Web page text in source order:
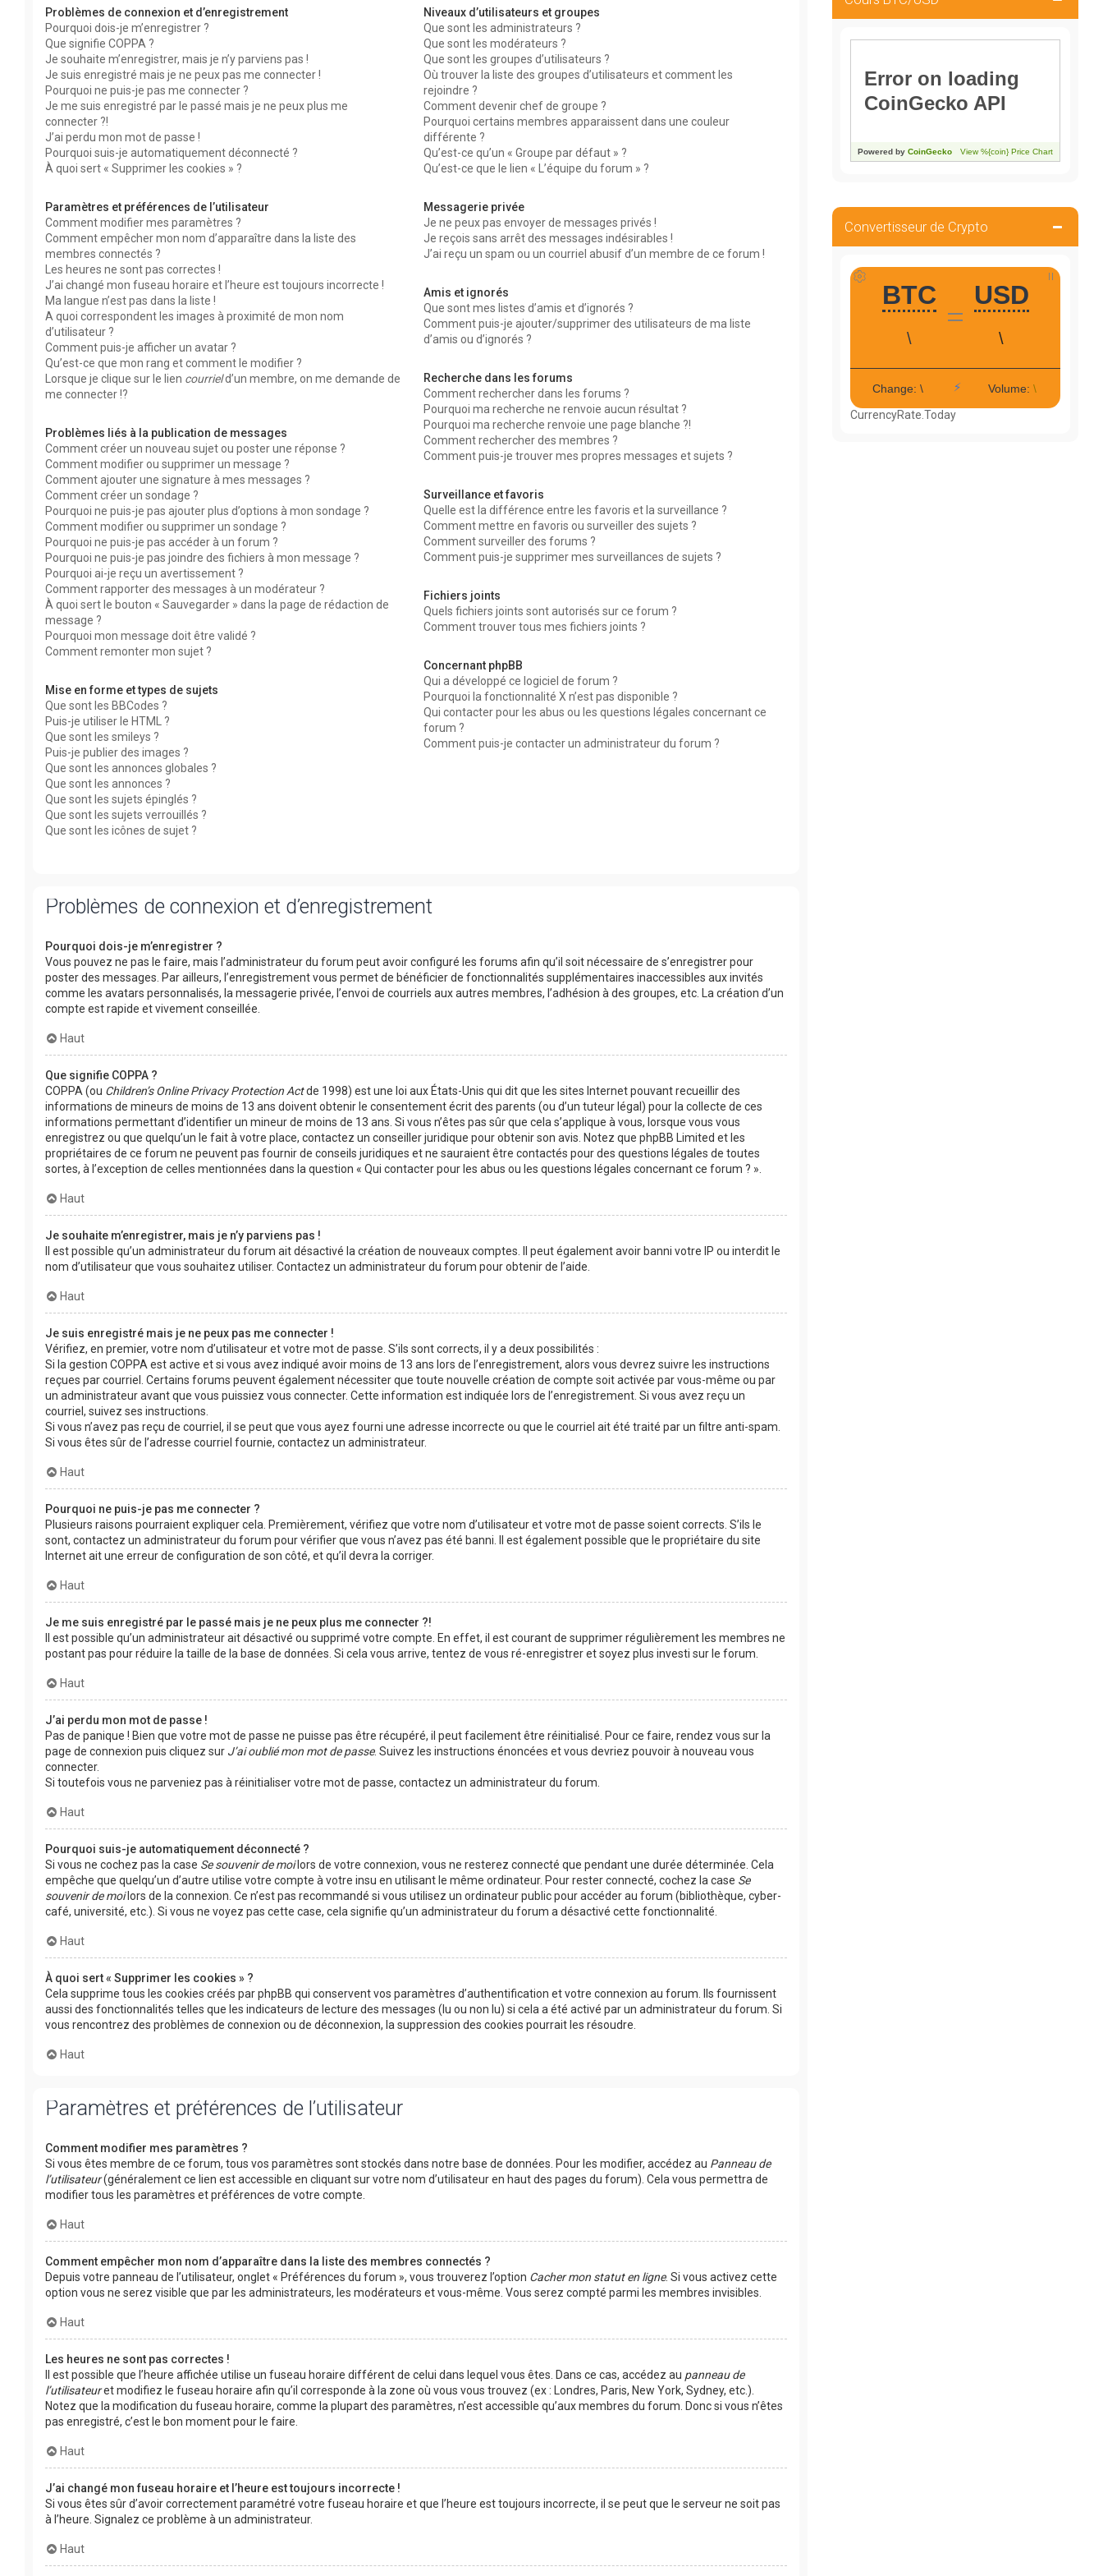
Problèmes de connexion et d’enregistrement
Pourquoi dois-je m’enregistrer ?
Que signifie COPPA ?
Je souhaite m’enregistrer, mais je n’y parviens pas !
Je suis enregistré mais je ne peux pas me connecter !
Pourquoi ne puis-je pas me connecter ?
Je me suis enregistré par le passé mais je ne peux plus me
connecter ?!
J’ai perdu mon mot de passe !
Pourquoi suis-je automatiquement déconnecté ?
À quoi sert « Supprimer les cookies » ?
Paramètres et préférences de l’utilisateur
Comment modifier mes paramètres ?
Comment empêcher mon nom d’apparaître dans la liste des
membres connectés ?
Les heures ne sont pas correctes !
J’ai changé mon fuseau horaire et l’heure est toujours incorrecte !
Ma langue n’est pas dans la liste !
A quoi correspondent les images à proximité de mon nom
d’utilisateur ?
Comment puis-je afficher un avatar ?
Qu’est-ce que mon rang et comment le modifier ?
Lorsque je clique sur le lien courrield’un membre, on me demande de
me connecter !?
Problèmes liés à la publication de messages
Comment créer un nouveau sujet ou poster une réponse ?
Comment modifier ou supprimer un message ?
Comment ajouter une signature à mes messages ?
Comment créer un sondage ?
Pourquoi ne puis-je pas ajouter plus d’options à mon sondage ?
Comment modifier ou supprimer un sondage ?
Pourquoi ne puis-je pas accéder à un forum ?
Pourquoi ne puis-je pas joindre des fichiers à mon message ?
Pourquoi ai-je reçu un avertissement ?
Comment rapporter des messages à un modérateur ?
À quoi sert le bouton « Sauvegarder » dans la page de rédaction de
message ?
Pourquoi mon message doit être validé ?
Comment remonter mon sujet ?
Mise en forme et types de sujets
Que sont les BBCodes ?
Puis-je utiliser le HTML ?
Que sont les smileys ?
Puis-je publier des images ?
Que sont les annonces globales ?
Que sont les annonces ?
Que sont les sujets épinglés ?
Que sont les sujets verrouillés ?
Que sont les icônes de sujet ?
Niveaux d’utilisateurs et groupes
Que sont les administrateurs ?
Que sont les modérateurs ?
Que sont les groupes d’utilisateurs ?
Où trouver la liste des groupes d’utilisateurs et comment les
rejoindre ?
Comment devenir chef de groupe ?
Pourquoi certains membres apparaissent dans une couleur
différente ?
Qu’est-ce qu’un « Groupe par défaut » ?
Qu’est-ce que le lien « L’équipe du forum » ?
Messagerie privée
Je ne peux pas envoyer de messages privés !
Je reçois sans arrêt des messages indésirables !
J’ai reçu un spam ou un courriel abusif d’un membre de ce forum !
Amis et ignorés
Que sont mes listes d’amis et d’ignorés ?
Comment puis-je ajouter/supprimer des utilisateurs de ma liste
d’amis ou d’ignorés ?
Recherche dans les forums
Comment rechercher dans les forums ?
Pourquoi ma recherche ne renvoie aucun résultat ?
Pourquoi ma recherche renvoie une page blanche ?!
Comment rechercher des membres ?
Comment puis-je trouver mes propres messages et sujets ?
Surveillance et favoris
Quelle est la différence entre les favoris et la surveillance ?
Comment mettre en favoris ou surveiller des sujets ?
Comment surveiller des forums ?
Comment puis-je supprimer mes surveillances de sujets ?
Fichiers joints
Quels fichiers joints sont autorisés sur ce forum ?
Comment trouver tous mes fichiers joints ?
Concernant phpBB
Qui a développé ce logiciel de forum ?
Pourquoi la fonctionnalité X n’est pas disponible ?
Qui contacter pour les abus ou les questions légales concernant ce
forum ?
Comment puis-je contacter un administrateur du forum ?
Problèmes de connexion et d’enregistrement
Pourquoi dois-je m’enregistrer ?
Vous pouvez ne pas le faire, mais l’administrateur du forum peut avoir configuré les forums afin qu’il soit nécessaire de s’enregistrer pour
poster des messages. Par ailleurs, l’enregistrement vous permet de bénéficier de fonctionnalités supplémentaires inaccessibles aux invités
comme les avatars personnalisés, la messagerie privée, l’envoi de courriels aux autres membres, l’adhésion à des groupes, etc. La création d’un
compte est rapide et vivement conseillée.
Haut
Que signifie COPPA ?
COPPA (ou Children’s Online Privacy Protection Actde 1998) est une loi aux États-Unis qui dit que les sites Internet pouvant recueillir des
informations de mineurs de moins de 13 ans doivent obtenir le consentement écrit des parents (ou d’un tuteur légal) pour la collecte de ces
informations permettant d’identifier un mineur de moins de 13 ans. Si vous n’êtes pas sûr que cela s’applique à vous, lorsque vous vous
enregistrez ou que quelqu’un le fait à votre place, contactez un conseiller juridique pour obtenir son avis. Notez que phpBB Limited et les
propriétaires de ce forum ne peuvent pas fournir de conseils juridiques et ne sauraient être contactés pour des questions légales de toutes
sortes, à l’exception de celles mentionnées dans la question « Qui contacter pour les abus ou les questions légales concernant ce forum ? ».
Haut
Je souhaite m’enregistrer, mais je n’y parviens pas !
Il est possible qu’un administrateur du forum ait désactivé la création de nouveaux comptes. Il peut également avoir banni votre IP ou interdit le
nom d’utilisateur que vous souhaitez utiliser. Contactez un administrateur du forum pour obtenir de l’aide.
Haut
Je suis enregistré mais je ne peux pas me connecter !
Vérifiez, en premier, votre nom d’utilisateur et votre mot de passe. S’ils sont corrects, il y a deux possibilités :
Si la gestion COPPA est active et si vous avez indiqué avoir moins de 13 ans lors de l’enregistrement, alors vous devrez suivre les instructions
reçues par courriel. Certains forums peuvent également nécessiter que toute nouvelle création de compte soit activée par vous-même ou par
un administrateur avant que vous puissiez vous connecter. Cette information est indiquée lors de l’enregistrement. Si vous avez reçu un
courriel, suivez ses instructions.
Si vous n’avez pas reçu de courriel, il se peut que vous ayez fourni une adresse incorrecte ou que le courriel ait été traité par un filtre anti-spam.
Si vous êtes sûr de l’adresse courriel fournie, contactez un administrateur.
Haut
Pourquoi ne puis-je pas me connecter ?
Plusieurs raisons pourraient expliquer cela. Premièrement, vérifiez que votre nom d’utilisateur et votre mot de passe soient corrects. S’ils le
sont, contactez un administrateur du forum pour vérifier que vous n’avez pas été banni. Il est également possible que le propriétaire du site
Internet ait une erreur de configuration de son côté, et qu’il devra la corriger.
Haut
Je me suis enregistré par le passé mais je ne peux plus me connecter ?!
Il est possible qu’un administrateur ait désactivé ou supprimé votre compte. En effet, il est courant de supprimer régulièrement les membres ne
postant pas pour réduire la taille de la base de données. Si cela vous arrive, tentez de vous ré-enregistrer et soyez plus investi sur le forum.
Haut
J’ai perdu mon mot de passe !
Pas de panique ! Bien que votre mot de passe ne puisse pas être récupéré, il peut facilement être réinitialisé. Pour ce faire, rendez vous sur la
page de connexion puis cliquez sur J’ai oublié mon mot de passe. Suivez les instructions énoncées et vous devriez pouvoir à nouveau vous
connecter.
Si toutefois vous ne parveniez pas à réinitialiser votre mot de passe, contactez un administrateur du forum.
Haut
Pourquoi suis-je automatiquement déconnecté ?
Si vous ne cochez pas la case Se souvenir de moilors de votre connexion, vous ne resterez connecté que pendant une durée déterminée. Cela
empêche que quelqu’un d’autre utilise votre compte à votre insu en utilisant le même ordinateur. Pour rester connecté, cochez la case Se
souvenir de moilors de la connexion. Ce n’est pas recommandé si vous utilisez un ordinateur public pour accéder au forum (bibliothèque, cyber-
café, université, etc.). Si vous ne voyez pas cette case, cela signifie qu’un administrateur du forum a désactivé cette fonctionnalité.
Haut
À quoi sert « Supprimer les cookies » ?
Cela supprime tous les cookies créés par phpBB qui conservent vos paramètres d’authentification et votre connexion au forum. Ils fournissent
aussi des fonctionnalités telles que les indicateurs de lecture des messages (lu ou non lu) si cela a été activé par un administrateur du forum. Si
vous rencontrez des problèmes de connexion ou de déconnexion, la suppression des cookies pourrait les résoudre.
Haut
Paramètres et préférences de l’utilisateur
Comment modifier mes paramètres ?
Si vous êtes membre de ce forum, tous vos paramètres sont stockés dans notre base de données. Pour les modifier, accédez au Panneau de
l’utilisateur(généralement ce lien est accessible en cliquant sur votre nom d’utilisateur en haut des pages du forum). Cela vous permettra de
modifier tous les paramètres et préférences de votre compte.
Haut
Comment empêcher mon nom d’apparaître dans la liste des membres connectés ?
Depuis votre panneau de l’utilisateur, onglet « Préférences du forum », vous trouverez l’option Cacher mon statut en ligne. Si vous activez cette
option vous ne serez visible que par les administrateurs, les modérateurs et vous-même. Vous serez compté parmi les membres invisibles.
Haut
Les heures ne sont pas correctes !
Il est possible que l’heure affichée utilise un fuseau horaire différent de celui dans lequel vous êtes. Dans ce cas, accédez au panneau de
l’utilisateuret modifiez le fuseau horaire afin qu’il corresponde à la zone où vous vous trouvez (ex : Londres, Paris, New York, Sydney, etc.).
Notez que la modification du fuseau horaire, comme la plupart des paramètres, n’est accessible qu’aux membres du forum. Donc si vous n’êtes
pas enregistré, c’est le bon moment pour le faire.
Haut
J’ai changé mon fuseau horaire et l’heure est toujours incorrecte !
Si vous êtes sûr d’avoir correctement paramétré votre fuseau horaire et que l’heure est toujours incorrecte, il se peut que le serveur ne soit pas
à l’heure. Signalez ce problème à un administrateur.
Haut
Convertisseur de Crypto
CurrencyRate.Today